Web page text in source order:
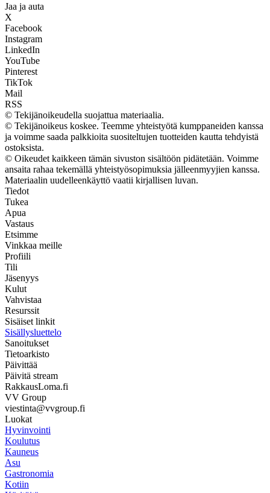
Jaa ja auta
X
Facebook
Instagram
LinkedIn
YouTube
Pinterest
TikTok
Mail
RSS
© Tekijänoikeudella suojattua materiaalia.
© Tekijänoikeus koskee. Teemme yhteistyötä kumppaneiden kanssa
ja voimme saada palkkioita suositeltujen tuotteiden kautta tehdyistä
ostoksista.
© Oikeudet kaikkeen tämän sivuston sisältöön pidätetään. Voimme
ansaita rahaa tekemällä yhteistyösopimuksia jälleenmyyjien kanssa.
Materiaalin uudelleenkäyttö vaatii kirjallisen luvan.
Tiedot
Tukea
Apua
Vastaus
Etsimme
Vinkkaa meille
Profiili
Tili
Jäsenyys
Kulut
Vahvistaa
Resurssit
Sisäiset linkit
Sisällysluettelo
Sanoitukset
Tietoarkisto
Päivittää
Päivitä stream
RakkausLoma.fi
VV Group
viestinta@vvgroup.fi
Luokat
Hyvinvointi
Koulutus
Kauneus
Asu
Gastronomia
Kotiin